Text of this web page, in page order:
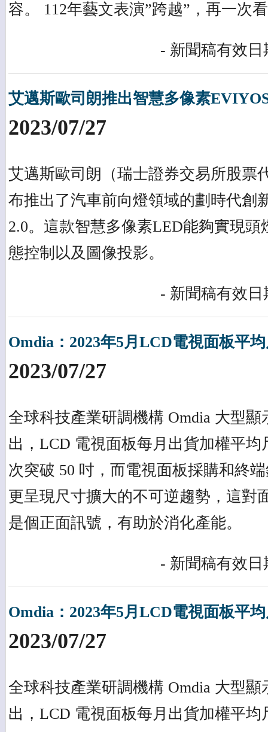
容。 112年藝文表演”跨越”，再一次
- 新聞稿有效日
艾邁斯歐司朗推出智慧多像素
2023/07/27
艾邁斯歐司朗（瑞士證券交易所股票
布推出了汽車前向燈領域的劃時代創
2.0。這款智慧多像素LED能夠實現頭
態控制以及圖像投影。
- 新聞稿有效日
Omdia：2023年5月LCD電視面板平
2023/07/27
全球科技產業研調機構 Omdia 大型
出，LCD 電視面板每月出貨加權平均
次突破 50 吋，而電視面板採購和終
更呈現尺寸擴大的不可逆趨勢，這對
是個正面訊號，有助於消化產能。
- 新聞稿有效日
Omdia：2023年5月LCD電視面板平
2023/07/27
全球科技產業研調機構 Omdia 大型
出，LCD 電視面板每月出貨加權平均